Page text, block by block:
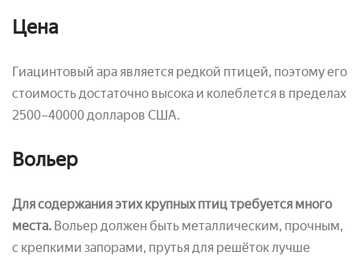
Цена
Гиацинтовый ара является редкой птицей, поэтому его
стоимость достаточно высока и колеблется в пределах
2500–40000 долларов США.
Вольер
Для содержания этих крупных птиц требуется много
места. Вольер должен быть металлическим, прочным,
с крепкими запорами, прутья для решёток лучше